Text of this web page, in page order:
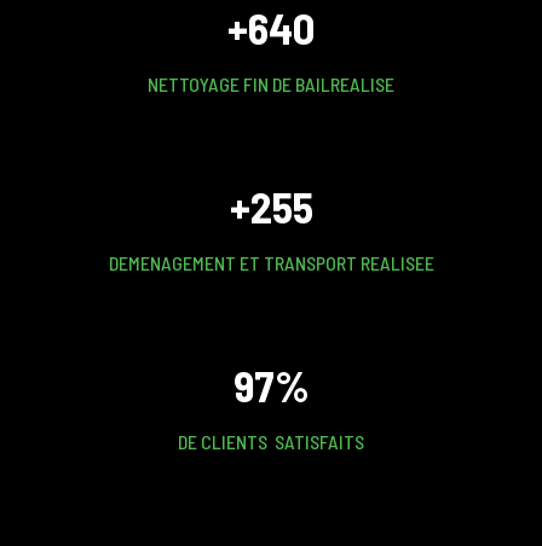
+640
NETTOYAGE FIN DE BAILREALISE
+255
DEMENAGEMENT ET TRANSPORT REALISEE
97%
DE CLIENTS SATISFAITS